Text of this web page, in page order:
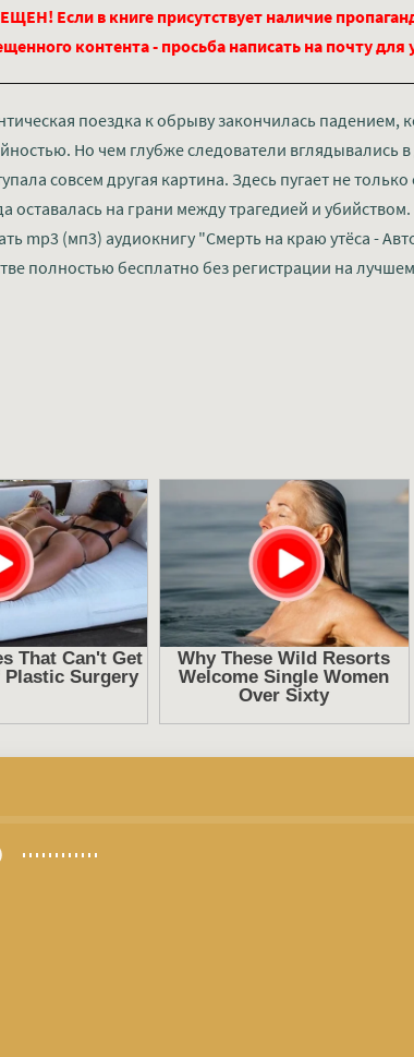
Если в книге присутствует наличие
контента - просьба написать на почту
поездка к обрыву закончилась падением,
Но чем глубже следователи вглядывались
совсем другая картина. Здесь пугает не
оставалась на грани между трагедией и убийством.
mp3 (мп3) аудиокнигу "Смерть на краю утёса -
полностью бесплатно без регистрации на